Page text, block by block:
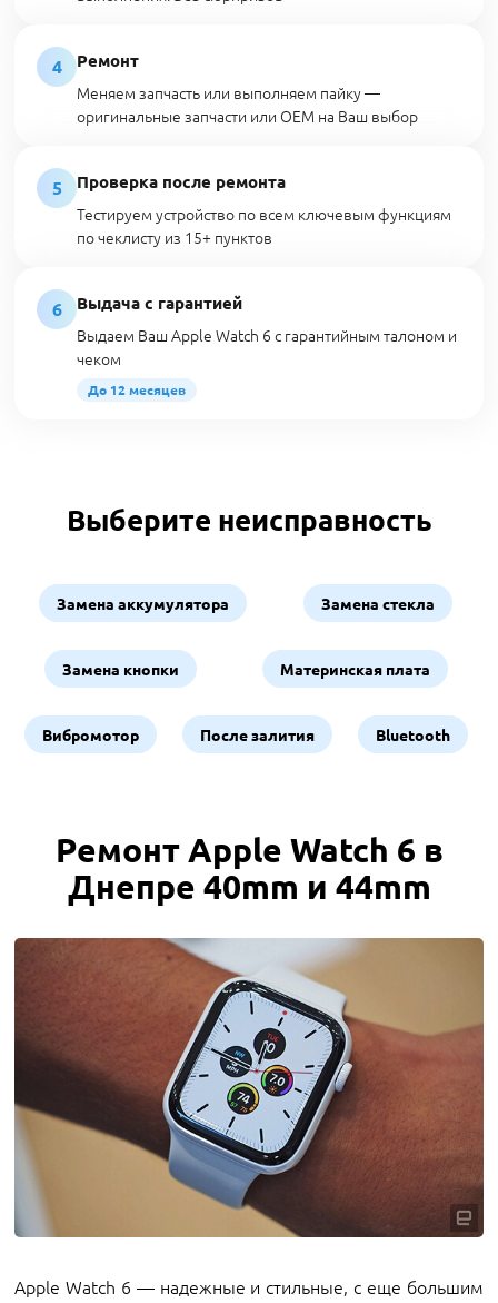
4
Ремонт
Меняем запчасть или выполняем пайку —
оригинальные запчасти или OEM на Ваш выбор
5
Проверка после ремонта
Тестируем устройство по всем ключевым функциям
по чеклисту из 15+ пунктов
6
Выдача с гарантией
Выдаем Ваш Apple Watch 6 с гарантийным талоном и
чеком
До 12 месяцев
Выберите неисправность
Замена аккумулятора Замена стекла
Замена кнопки Материнская плата
Вибромотор После залития Bluetooth
Ремонт Apple Watch 6 в
Днепре 40mm и 44mm
Apple Watch 6 — надежные и стильные, с еще большим